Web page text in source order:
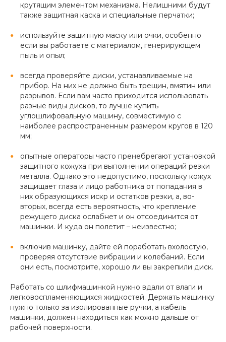
крутящим элементом механизма. Нелишними будут
также защитная каска и специальные перчатки;
используйте защитную маску или очки, особенно
если вы работаете с материалом, генерирующем
пыль и опыл;
всегда проверяйте диски, устанавливаемые на
прибор. На них не должно быть трещин, вмятин или
разрывов. Если вам часто приходится использовать
разные виды дисков, то лучше купить
углошлифовальную машину, совместимую с
наиболее распространенным размером кругов в 120
мм;
опытные операторы часто пренебрегают установкой
защитного кожуха при выполнении операций резки
металла. Однако это недопустимо, поскольку кожух
защищает глаза и лицо работника от попадания в
них образующихся искр и остатков резки, а, во-
вторых, всегда есть вероятность, что крепление
режущего диска ослабнет и он отсоединится от
машинки. И куда он полетит – неизвестно;
включив машинку, дайте ей поработать вхолостую,
проверяя отсутствие вибрации и колебаний. Если
они есть, посмотрите, хорошо ли вы закрепили диск.
Работать со шлифмашинкой нужно вдали от влаги и
легковоспламеняющихся жидкостей. Держать машинку
нужно только за изолированные ручки, а кабель
машинки, должен находиться как можно дальше от
рабочей поверхности.